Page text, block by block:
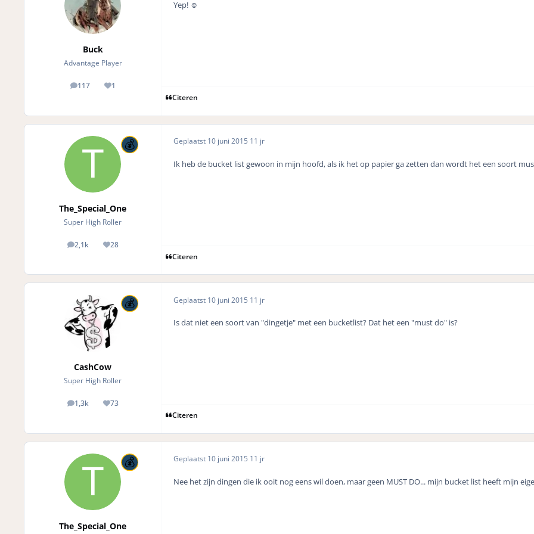
Buck
Advantage Player
117
posts 1
Reputation
Yep! ☺️
Citeren
The_Special_One
Super High Roller
2,1k
posts 28
Reputation
Geplaatst 10 juni 2015 11 jr
Ik heb de bucket list gewoon in mijn hoofd, als ik het op papier ga zetten dan wordt het een soort
Citeren
CashCow
Super High Roller
1,3k
posts 73
Reputation
Geplaatst 10 juni 2015 11 jr
Is dat niet een soort van "dingetje" met een bucketlist? Dat het een "must do" is?
Citeren
The_Special_One
Geplaatst 10 juni 2015 11 jr
Nee het zijn dingen die ik ooit nog eens wil doen, maar geen MUST DO... mijn bucket list heeft mijn